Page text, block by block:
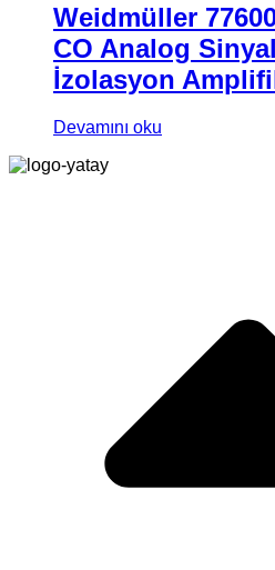
Weidmüller
CO Analog
İzolasyon
Devamını oku